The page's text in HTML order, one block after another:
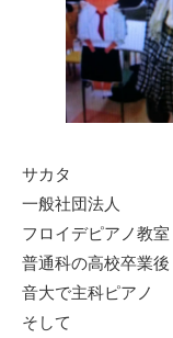
サカタ
一般社団法人
フロイデピアノ教室
普通科の高校卒業後
音大で主科ピアノ
そして